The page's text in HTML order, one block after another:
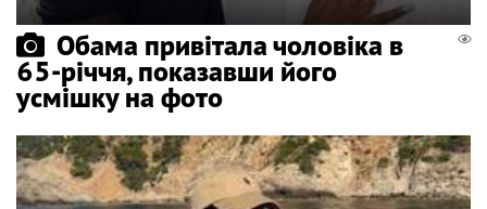
Обама привітала чоловіка в
65-річчя, показавши його
усмішку на фото